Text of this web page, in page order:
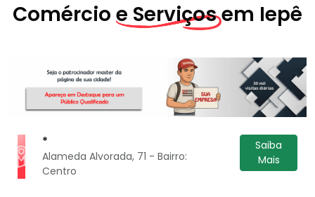
Comércio e Serviços em Iepê
*
Alameda Alvorada, 71 - Bairro:
Centro
Saiba
Mais